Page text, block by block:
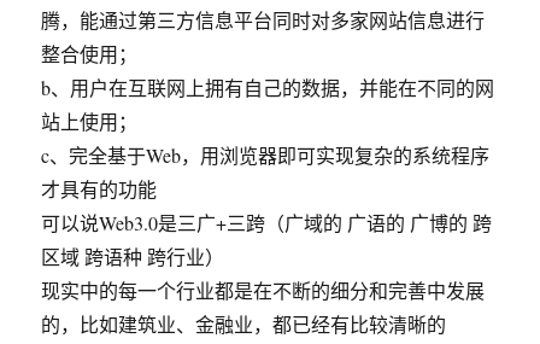
腾，能通过第三方信息平台同时对多家网站信息进行
整合使用；
b、用户在互联网上拥有自己的数据，并能在不同的网
站上使用；
c、完全基于Web，用浏览器即可实现复杂的系统程序
才具有的功能
可以说Web3.0是三广+三跨（广域的 广语的 广博的 跨
区域 跨语种 跨行业）
现实中的每一个行业都是在不断的细分和完善中发展
的，比如建筑业、金融业，都已经有比较清晰的